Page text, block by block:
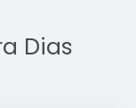
Dias